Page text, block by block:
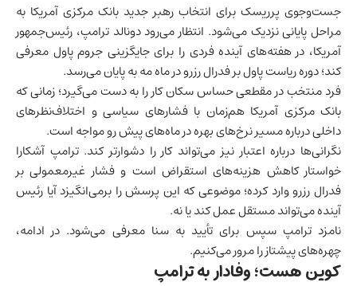
جست‌وجوی پرریسک برای انتخاب رهبر جدید بانک مرکزی آمریکا به
مراحل پایانی نزدیک می‌شود. انتظار می‌رود دونالد ترامپ، رئیس‌جمهور
آمریکا، در هفته‌های آینده فردی را برای جایگزینی جروم پاول معرفی
کند؛ دوره ریاست پاول بر فدرال رزرو در ماه مه به پایان می‌رسد.
فرد منتخب در مقطعی حساس سکان کار را به دست می‌گیرد؛ زمانی که
بانک مرکزی آمریکا هم‌زمان با فشارهای سیاسی و اختلاف‌نظرهای
داخلی درباره مسیر نرخ‌های بهره در ماه‌های پیش رو مواجه است.
نگرانی‌ها درباره اعتبار نیز می‌تواند کار را دشوارتر کند. ترامپ آشکارا
خواستار کاهش هزینه‌های استقراض است و فشار غیرمعمولی بر
فدرال رزرو وارد کرده؛ موضوعی که این پرسش را برمی‌انگیزد آیا رئیس
آینده می‌تواند مستقل عمل کند یا نه.
نامزد ترامپ سپس برای تأیید به سنا معرفی می‌شود. در ادامه،
چهره‌های پیشتاز را مرور می‌کنیم.
کوین هست؛ وفادار به ترامپ